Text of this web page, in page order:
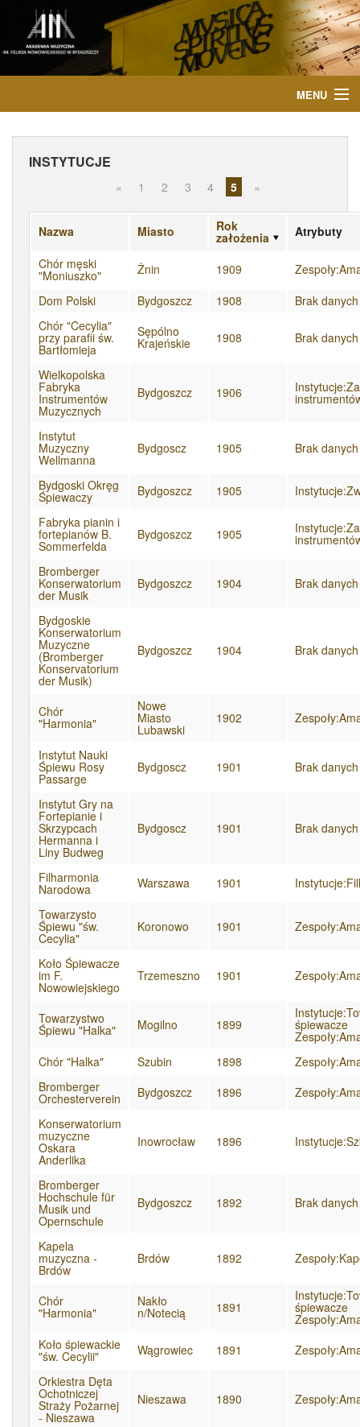
MENU
AKTUALNOŚCI
WYDARZENIA
MEDIA
ATRYBUTY
INSTYTUCJE
« 1 2 3 4 5 »
Nazwa Miasto Rok
założenia
Atrybuty
Chór męski
"Moniuszko" Żnin 1909
Dom Polski
Bydgoszcz 1908
Brak danych
Chór "Cecylia"
przy parafii św.
Bartłomieja
Sępólno
Krajeńskie 1908 Brak danych
Wielkopolska
Fabryka
Instrumentów
Muzycznych
Bydgoszcz 1906
Instytut
Muzyczny
Wellmanna
Bydgoscz 1905 Brak danych
Bydgoski Okręg
Śpiewaczy Bydgoszcz 1905
Fabryka pianin i
fortepianów B.
Sommerfelda
Bydgoszcz 1905
Bromberger
Konserwatorium
der Musik
Bydgoszcz 1904 Brak danych
Bydgoskie
Konserwatorium
Muzyczne
(Bromberger
Konservatorium
der Musik)
Bydgoszcz 1904 Brak danych
Chór
"Harmonia"
Nowe
Miasto
Lubawski
1902
Instytut Nauki
Śpiewu Rosy
Passarge
Bydgoscz 1901 Brak danych
Instytut Gry na
Fortepianie i
Skrzypcach
Hermanna i
Liny Budweg
Bydgoscz 1901 Brak danych
Filharmonia
Narodowa Warszawa 1901
Towarzysto
Śpiewu "św.
Cecylia"
Koronowo 1901
Koło Śpiewacze
im F.
Nowowiejskiego
Trzemeszno 1901
Towarzystwo
Śpiewu "Halka" Mogilno 1899 śpiewacze
Chór "Halka"
Szubin 1898
Bromberger
Orchesterverein Bydgoszcz 1896
Konserwatorium
muzyczne
Oskara
Anderlika
Inowrocław 1896
Bromberger
Hochschule für
Musik und
Opernschule
Bydgoszcz 1892 Brak danych
Kapela
muzyczna -
Brdów
Brdów 1892
Chór
"Harmonia"
Nakło
n/Notecią 1891 śpiewacze
Koło śpiewackie
"św. Cecylii" Wągrowiec 1891
Orkiestra Dęta
Ochotniczej
Straży Pożarnej
- Nieszawa
Nieszawa 1890